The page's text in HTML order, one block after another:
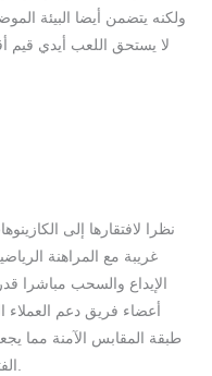
ولكنه يتضمن أيضا البيئة
لا يستحق اللعب أيدي قيم
نظرا لافتقارها إلى
غريبة مع المراهنة
الإيداع والسحب مباشرا
أعضاء فريق دعم العملاء
طبقة المقابس الآمنة مما